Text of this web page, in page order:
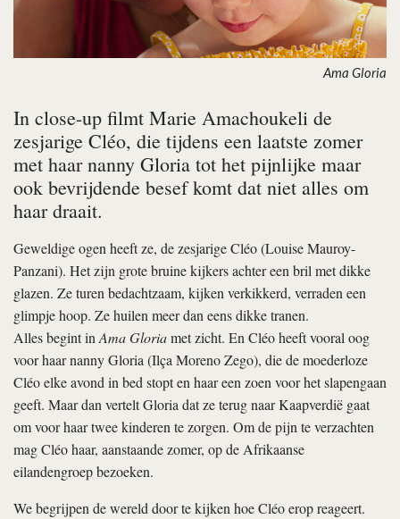
Ama Gloria
In close-up filmt Marie Amachoukeli de
zesjarige Cléo, die tijdens een laatste zomer
met haar nanny Gloria tot het pijnlijke maar
ook bevrijdende besef komt dat niet alles om
haar draait.
Geweldige ogen heeft ze, de zesjarige Cléo (Louise Mauroy-
Panzani). Het zijn grote bruine kijkers achter een bril met dikke
glazen. Ze turen bedachtzaam, kijken verkikkerd, verraden een
glimpje hoop. Ze huilen meer dan eens dikke tranen.
Alles begint inAma Gloriamet zicht. En Cléo heeft vooral oog
voor haar nanny Gloria (Ilça Moreno Zego), die de moederloze
Cléo elke avond in bed stopt en haar een zoen voor het slapengaan
geeft. Maar dan vertelt Gloria dat ze terug naar Kaapverdië gaat
om voor haar twee kinderen te zorgen. Om de pijn te verzachten
mag Cléo haar, aanstaande zomer, op de Afrikaanse
eilandengroep bezoeken.
We begrijpen de wereld door te kijken hoe Cléo erop reageert.